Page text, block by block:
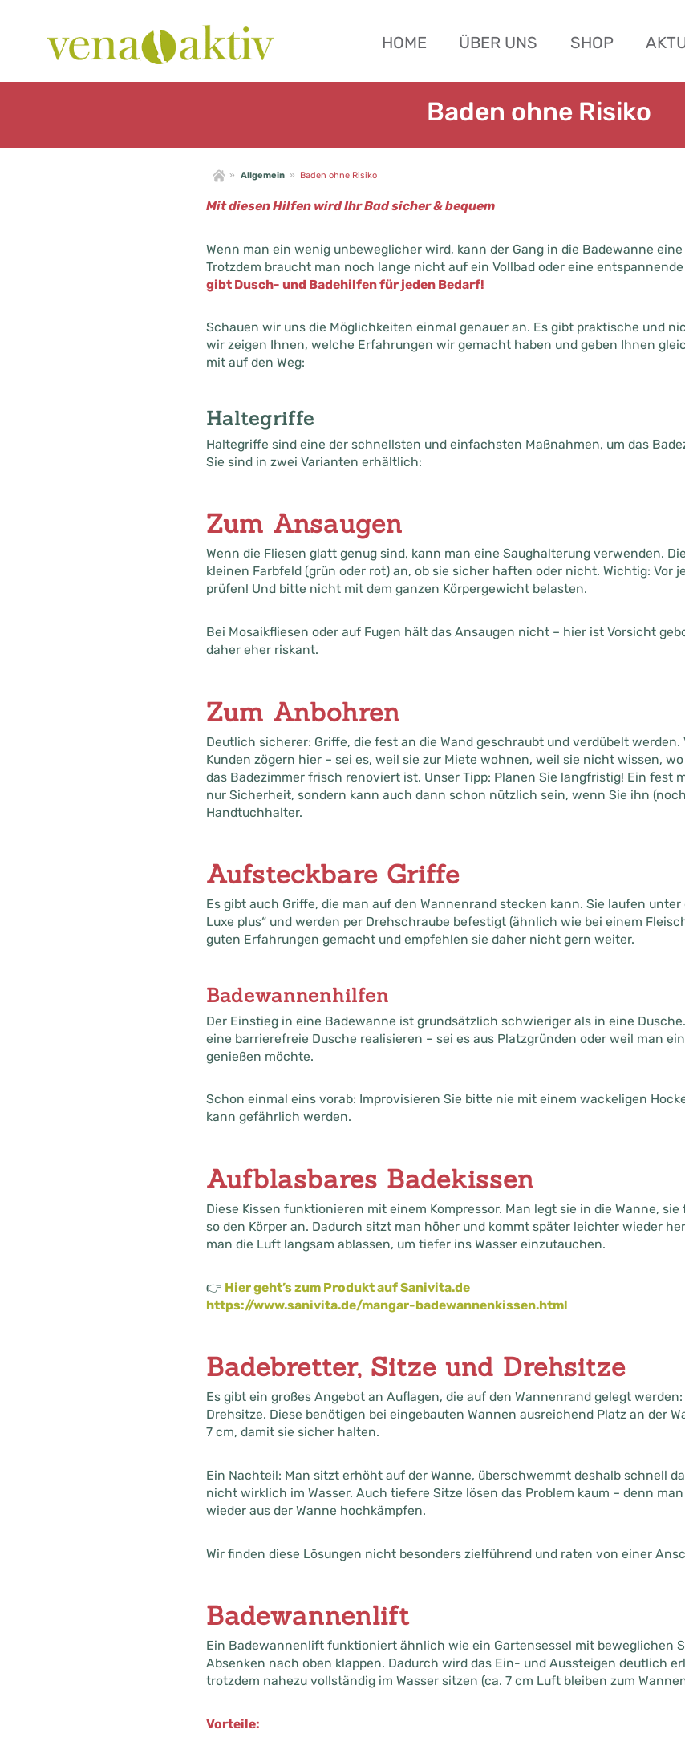
HOME ÜBER UNS SHOP
Baden ohne Risiko
» Allgemein » Baden ohne Risiko
Mit diesen Hilfen wird Ihr Bad sicher & bequem
Wenn man ein wenig unbeweglicher wird, kann der Gang in die Badewanne
Trotzdem braucht man noch lange nicht auf ein Vollbad oder eine
gibt Dusch- und Badehilfen für jeden Bedarf!
Schauen wir uns die Möglichkeiten einmal genauer an. Es gibt praktische und
wir zeigen Ihnen, welche Erfahrungen wir gemacht haben und geben Ihnen
mit auf den Weg:
Haltegriffe
Haltegriffe sind eine der schnellsten und einfachsten Maßnahmen, um das
Sie sind in zwei Varianten erhältlich:
Zum Ansaugen
Wenn die Fliesen glatt genug sind, kann man eine Saughalterung verwenden.
kleinen Farbfeld (grün oder rot) an, ob sie sicher haften oder nicht. Wichtig: Vor
prüfen! Und bitte nicht mit dem ganzen Körpergewicht belasten.
Bei Mosaikfliesen oder auf Fugen hält das Ansaugen nicht – hier ist Vorsicht
daher eher riskant.
Zum Anbohren
Deutlich sicherer: Griffe, die fest an die Wand geschraubt und verdübelt
Kunden zögern hier – sei es, weil sie zur Miete wohnen, weil sie nicht wissen,
das Badezimmer frisch renoviert ist. Unser Tipp: Planen Sie langfristig! Ein
nur Sicherheit, sondern kann auch dann schon nützlich sein, wenn Sie ihn
Handtuchhalter.
Aufsteckbare Griffe
Es gibt auch Griffe, die man auf den Wannenrand stecken kann. Sie laufen
Luxe plus“ und werden per Drehschraube befestigt (ähnlich wie bei einem
guten Erfahrungen gemacht und empfehlen sie daher nicht gern weiter.
Badewannenhilfen
Der Einstieg in eine Badewanne ist grundsätzlich schwieriger als in eine
eine barrierefreie Dusche realisieren – sei es aus Platzgründen oder weil man
genießen möchte.
Schon einmal eins vorab: Improvisieren Sie bitte nie mit einem wackeligen
kann gefährlich werden.
Aufblasbares Badekissen
Diese Kissen funktionieren mit einem Kompressor. Man legt sie in die Wanne,
so den Körper an. Dadurch sitzt man höher und kommt später leichter wieder
man die Luft langsam ablassen, um tiefer ins Wasser einzutauchen.
👉 Hier geht’s zum Produkt auf Sanivita.de
https://www.sanivita.de/mangar-badewannenkissen.html
Badebretter, Sitze und Drehsitze
Es gibt ein großes Angebot an Auflagen, die auf den Wannenrand gelegt
Drehsitze. Diese benötigen bei eingebauten Wannen ausreichend Platz an der
7 cm, damit sie sicher halten.
Ein Nachteil: Man sitzt erhöht auf der Wanne, überschwemmt deshalb schnell
nicht wirklich im Wasser. Auch tiefere Sitze lösen das Problem kaum – denn
wieder aus der Wanne hochkämpfen.
Wir finden diese Lösungen nicht besonders zielführend und raten von einer
Badewannenlift
Ein Badewannenlift funktioniert ähnlich wie ein Gartensessel mit beweglichen
Absenken nach oben klappen. Dadurch wird das Ein- und Aussteigen deutlich
trotzdem nahezu vollständig im Wasser sitzen (ca. 7 cm Luft bleiben zum
Vorteile: